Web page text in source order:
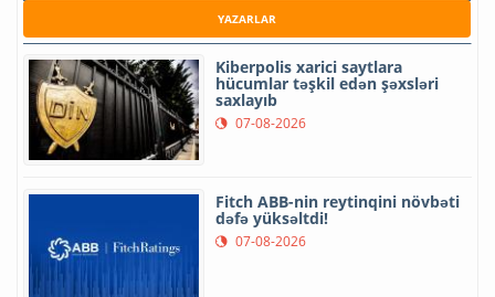
YAZARLAR
Kiberpolis xarici saytlara
hücumlar təşkil edən şəxsləri
saxlayıb
07-08-2026
Fitch ABB-nin reytinqini növbəti
dəfə yüksəltdi!
07-08-2026